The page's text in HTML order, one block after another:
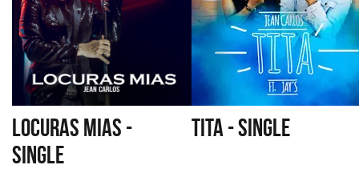
LOCURAS MIAS -
SINGLE
TITA - SINGLE